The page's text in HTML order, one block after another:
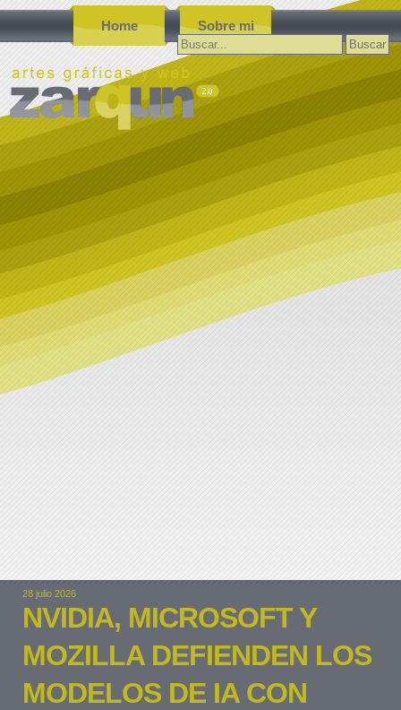
Home Sobre mi
Buscar:
28 julio 2026
NVIDIA, MICROSOFT Y
MOZILLA DEFIENDEN LOS
MODELOS DE IA CON